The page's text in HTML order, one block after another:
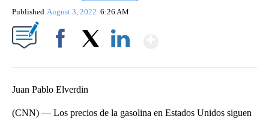
Published August 3, 2022 6:26 AM
Juan Pablo Elverdin
(CNN) — Los precios de la gasolina en Estados Unidos siguen